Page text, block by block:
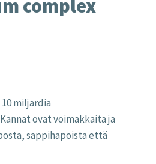
complex
miljardia
ovat voimakkaita ja
sappihapoista että